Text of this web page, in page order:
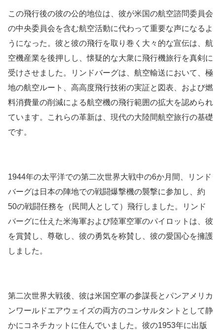
この飛行後の彼の公的地位は、彼が米国の航空諮問委員会
の中央委員会を含む航空活動に代わって重要な声になるよ
うになった。彼と彼の飛行を取り巻く大々的な宣伝は、航
空機産業を後押しし、懐疑的な大衆に飛行機旅行を真剣に
受けさせました。リンドバーグは、航空輸送において、極
地の航空ルート、高高度飛行技術の実証と図表、および燃
料消費量の削減による航空機の飛行範囲の拡大を認められ
ています。これらの革新は、現代の大陸間航空旅行の基礎
です。
1944年の太平洋での第二次世界大戦中の6か月間、リンド
バーグは日本の陣地での戦闘爆撃機の襲撃に参加し、約
50の戦闘任務を（民間人として）飛行しました。リンド
バーグに仕えた米海軍および陸軍空軍のパイロットは、彼
を賞賛し、尊敬し、彼の勇気を称賛し、彼の愛国心を擁護
しました。
第二次世界大戦後、彼は米国空軍の参謀長とパンアメリカ
ンワールドエアウェイズの両方のコンサルタントとして静
かにコネチカットに住んでいました。彼の1953年に出版